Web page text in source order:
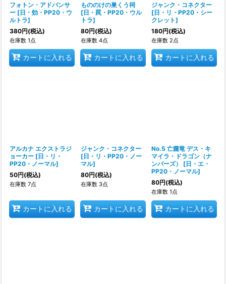
フォトン・アドバンサ
ー [日・効・PP20・ウ
ルトラ]
380円(税込)
在庫数 1点
カートに入れる
もののけの巣くう祠
[日・罠・PP20・ウル
トラ]
80円(税込)
在庫数 4点
カートに入れる
ジャンク・コネクター
[日・リ・PP20・シー
クレット]
180円(税込)
在庫数 2点
カートに入れる
アルカナ エクストラジ
ョーカー [日・リ・
PP20・ノーマル]
50円(税込)
在庫数 7点
カートに入れる
ジャンク・コネクター
[日・リ・PP20・ノー
マル]
80円(税込)
在庫数 3点
カートに入れる
No.5 亡朧竜 デス・キ
マイラ・ドラゴン（ナ
ンバーズ）
[日・エ・
PP20・ノーマル]
80円(税込)
在庫数 1点
カートに入れる